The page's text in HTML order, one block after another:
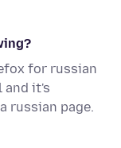
for russian
and it's
russian page.